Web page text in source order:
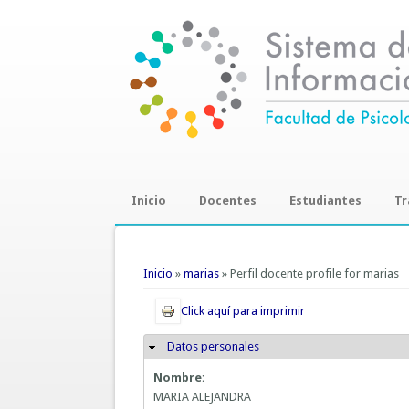
Inicio Docentes Estudiantes
Se encuentra usted aquí
Inicio » marias» Perfil docente profile for marias
Click aquí para imprimir
Ocultar
Datos personales
Nombre:
MARIA ALEJANDRA